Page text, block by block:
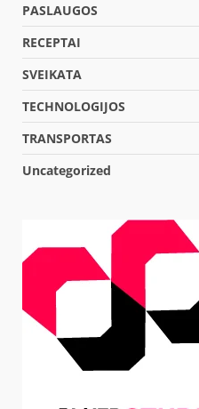
PASLAUGOS
RECEPTAI
SVEIKATA
TECHNOLOGIJOS
TRANSPORTAS
Uncategorized